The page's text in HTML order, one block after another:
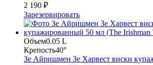
2 190 ₽
Зарезервировать
Объем0.05 L
Крепость40°
Зе Айришмен Зе Харвест виски